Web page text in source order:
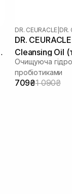
DR. CEURACLE DR.
DR.
Cleansing Oil
мл
Очищуюча
пробіотиками
709₴1 090₴